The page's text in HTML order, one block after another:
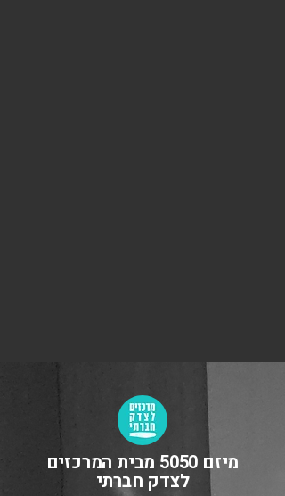
מיזם 5050 מבית המרכזים
לצדק חברתי